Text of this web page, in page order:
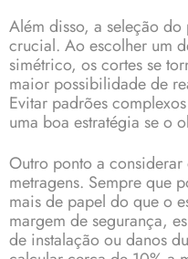
Além disso, a seleção
crucial. Ao escolher um
simétrico, os cortes se
maior possibilidade de
Evitar padrões
uma boa estratégia se o
Outro ponto a
metragens. Sempre que
mais de papel do que o
margem de segurança,
de instalação ou danos